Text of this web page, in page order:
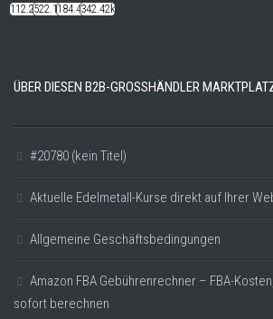
112.22k522.14k184.48k342.42k
ÜBER DIESEN B2B-GROSSHÄNDLER
#20780 (kein Titel)
Aktuelle Edelmetall-Kurse direkt auf Ihrer
Allgemeine Geschäftsbedingungen
Amazon FBA Gebührenrechner – FBA-
sofort berechnen